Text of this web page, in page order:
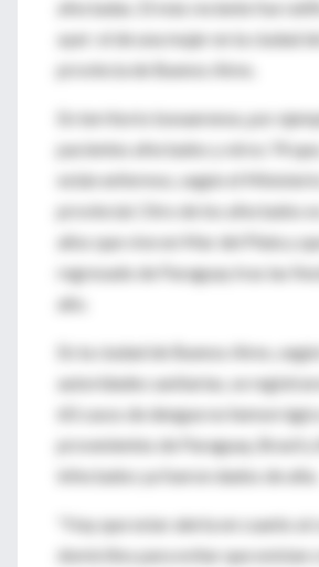
afectadas. El más reciente fue
ayer: el de una mujer en la ciudad
provincia de Buenos Aires.
En territorio bonaerense, por
pacientes afectados y otros 74
están enfermos, según el
provincial. Otro de los afectados
años que vive en Mar del Plata y
regresado de Paraguay tras las
año.
En la ciudad de Buenos Aires,
autoridades sanitarias, se
60 casos de dengue no
provenientes de Paraguay, Brasil y
infectados ya fueron dados de alta.
"Hay que estar alerta en cuanto al
domicilios para evitar que existan